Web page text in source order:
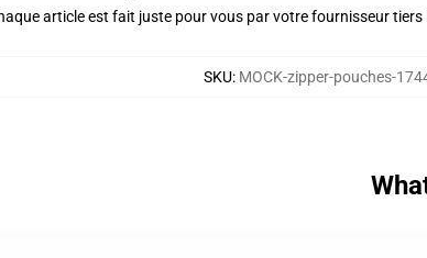
article est fait juste pour vous par votre fournisseur
SKU: MOCK-zipper-pouches-